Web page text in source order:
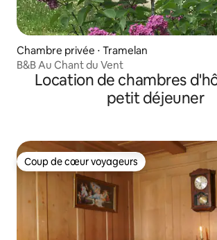
Chambre privée ⋅ Tramelan
B&B Au Chant du Vent
Location de chambres
petit déjeuner
Coup de cœur voyageurs
Coup de cœur voyageurs